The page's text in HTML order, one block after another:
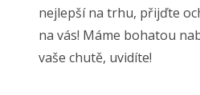
nejlepší na trhu, přijďte
na vás! Máme bohatou
vaše chutě, uvidíte!